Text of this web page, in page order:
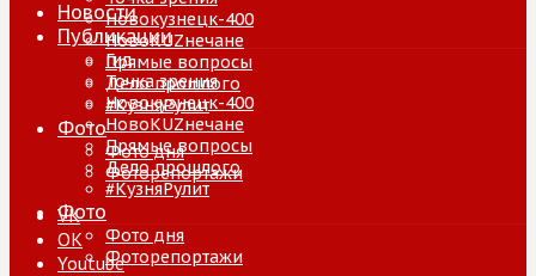
Новокузнецк-400
НовоKUZнечане
Прямые вопросы
Дело прошлого
#КузняРулит
Фото
Фото дня
Фоторепортажи
VK
ОК
Youtube
Новости
Публикации
Гид
Точка зрения
Новокузнецк-400
НовоKUZнечане
Прямые вопросы
Дело прошлого
#КузняРулит
Фото
Фото дня
Фоторепортажи